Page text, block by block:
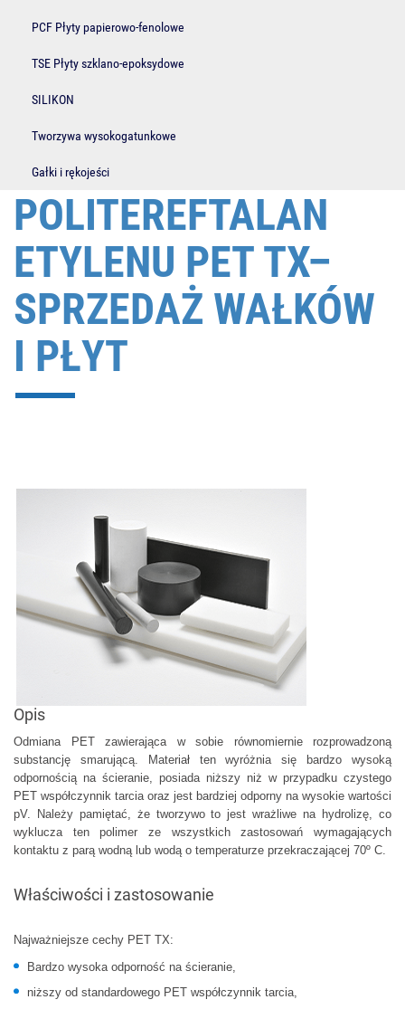
PCF Płyty papierowo-fenolowe
TSE Płyty szklano-epoksydowe
SILIKON
Tworzywa wysokogatunkowe
Gałki i rękojeści
POLITEREFTALAN
ETYLENU PET TX–
SPRZEDAŻ WAŁKÓW
I PŁYT
Opis
Odmiana PET zawierająca w sobie równomiernie rozprowadzoną
substancję smarującą. Materiał ten wyróżnia się bardzo wysoką
odpornością na ścieranie, posiada niższy niż w przypadku czystego
PET współczynnik tarcia oraz jest bardziej odporny na wysokie wartości
pV. Należy pamiętać, że tworzywo to jest wrażliwe na hydrolizę, co
wyklucza ten polimer ze wszystkich zastosowań wymagających
kontaktu z parą wodną lub wodą o temperaturze przekraczającej 70º C.
Właściwości i zastosowanie
Najważniejsze cechy PET TX:
Bardzo wysoka odporność na ścieranie,
niższy od standardowego PET współczynnik tarcia,